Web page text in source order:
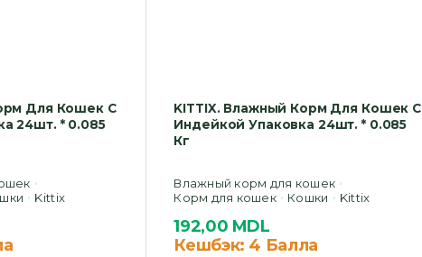
Для Кошек С
24шт. * 0.085
Kittix
KITTIX. Влажный Корм Для Кошек С
Индейкой Упаковка 24шт. * 0.085
Кг
Влажный корм для кошек
Корм для кошек
Кошки Kittix
192,00 MDL
Кешбэк: 4 Балла